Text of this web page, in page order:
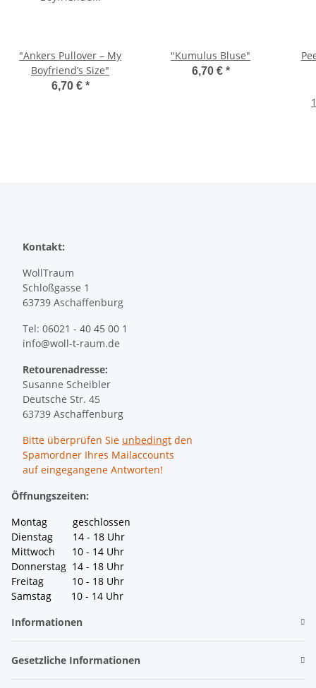
"Ankers Pullover – My
Boyfriend’s Size"
6,70 € *
"Kumulus Bluse"
6,70 € *
Kontakt:
WollTraum
Schloßgasse 1
63739 Aschaffenburg
Tel: 06021 - 40 45 00 1
info@woll-t-raum.de
Retourenadresse:
Susanne Scheibler
Deutsche Str. 45
63739 Aschaffenburg
Bitte überprüfen Sie unbedingt den
Spamordner Ihres Mailaccounts
auf eingegangene Antworten!
Öffnungszeiten:
Montag geschlossen
Dienstag 14 - 18 Uhr
Mittwoch 10 - 14 Uhr
Donnerstag 14 - 18 Uhr
Freitag 10 - 18 Uhr
Samstag 10 - 14 Uhr
Informationen
Gesetzliche Informationen